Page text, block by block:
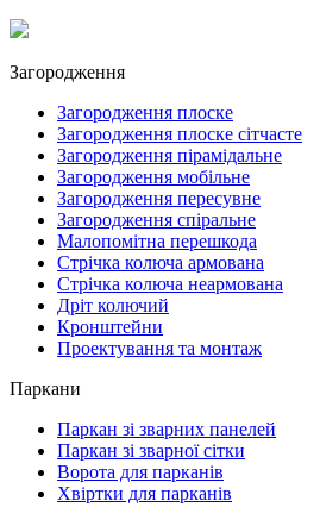
Загородження
Загородження плоске
Загородження плоске сітчасте
Загородження пірамідальне
Загородження мобільне
Загородження пересувне
Загородження спіральне
Малопомітна перешкода
Стрічка колюча армована
Стрічка колюча неармована
Дріт колючий
Кронштейни
Проектування та монтаж
Паркани
Паркан зі зварних панелей
Паркан зі зварної сітки
Ворота для парканів
Хвіртки для парканів